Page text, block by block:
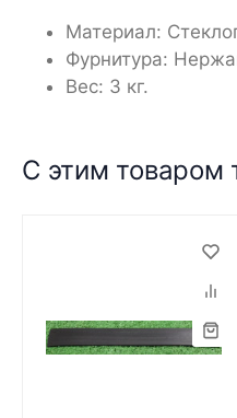
Материал:
Фурнитура:
Вес: 3 кг.
С этим товаром